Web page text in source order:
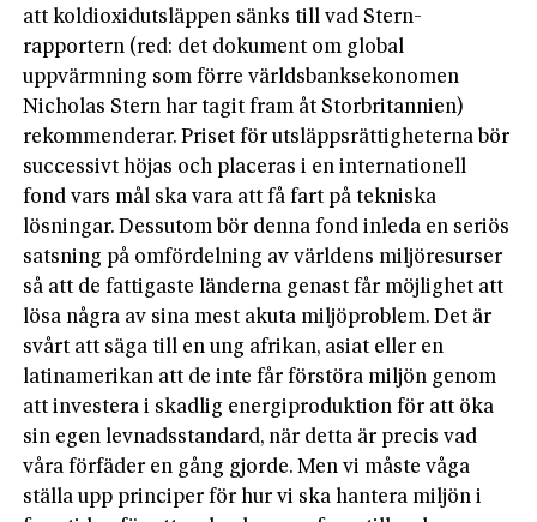
att koldioxidutsläppen sänks till vad Stern-
rapportern (red: det dokument om global
uppvärmning som förre världsbanksekonomen
Nicholas Stern har tagit fram åt Storbritannien)
rekommenderar. Priset för utsläppsrättigheterna bör
successivt höjas och placeras i en internationell
fond vars mål ska vara att få fart på tekniska
lösningar. Dessutom bör denna fond inleda en seriös
satsning på omfördelning av världens miljöresurser
så att de fattigaste länderna genast får möjlighet att
lösa några av sina mest akuta miljöproblem. Det är
svårt att säga till en ung afrikan, asiat eller en
latinamerikan att de inte får förstöra miljön genom
att investera i skadlig energiproduktion för att öka
sin egen levnadsstandard, när detta är precis vad
våra förfäder en gång gjorde. Men vi måste våga
ställa upp principer för hur vi ska hantera miljön i